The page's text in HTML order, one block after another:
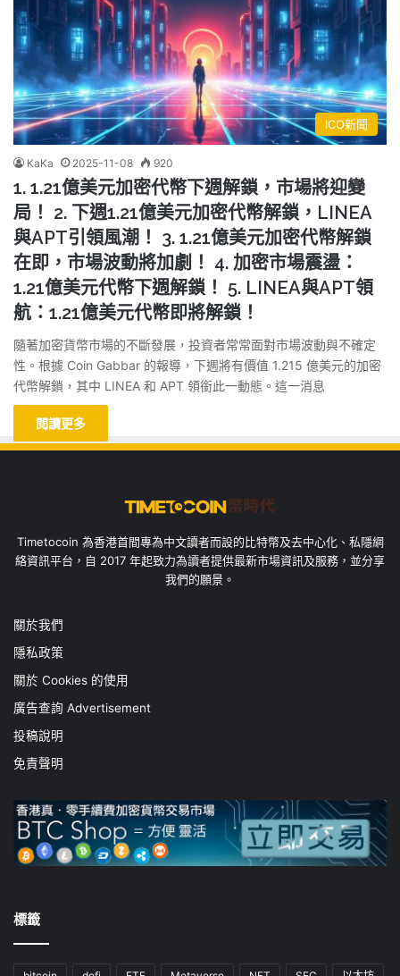
ICO新聞
KaKa 2025-11-08 920
1. 1.21億美元加密代幣下週解鎖，市場將迎變
局！ 2. 下週1.21億美元加密代幣解鎖，LINEA
與APT引領風潮！ 3. 1.21億美元加密代幣解鎖
在即，市場波動將加劇！ 4. 加密市場震盪：
1.21億美元代幣下週解鎖！ 5. LINEA與APT領
航：1.21億美元代幣即將解鎖！
隨著加密貨幣市場的不斷發展，投資者常常面對市場波動與不確定
性。根據 Coin Gabbar 的報導，下週將有價值 1.215 億美元的加密
代幣解鎖，其中 LINEA 和 APT 領銜此一動態。這一消息
閱讀更多
Timetocoin 為香港首間專為中文讀者而設的比特幣及去中心化、私隱網
絡資訊平台，自 2017 年起致力為讀者提供最新市場資訊及服務，並分享
我們的願景。
關於我們
隱私政策
關於 Cookies 的使用
廣告查詢 Advertisement
投稿說明
免責聲明
標籤